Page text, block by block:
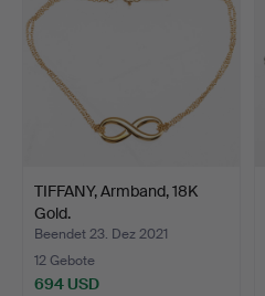
TIFFANY, Armband, 18K
Gold.
Beendet 23. Dez 2021
12 Gebote
694 USD